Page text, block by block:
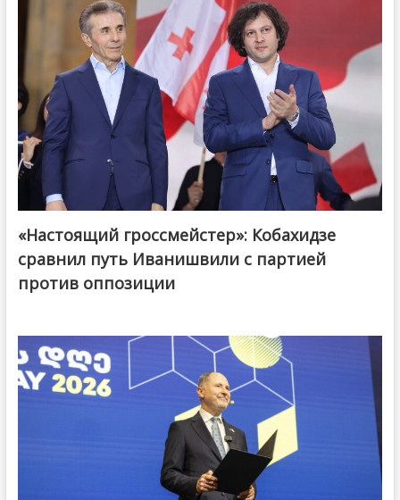
@ქართული ოცნება / Georgian Dream
«Настоящий гроссмейстер»: Кобахидзе
сравнил путь Иванишвили с партией
против оппозиции